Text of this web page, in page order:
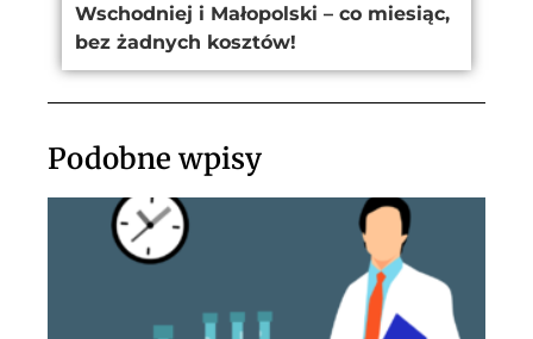
Wschodniej i Małopolski – co miesiąc,
bez żadnych kosztów!
Podobne wpisy